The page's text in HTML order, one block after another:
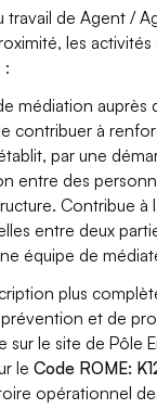
travail de Agent /
les activités
:
médiation auprès
contribuer à
par une
entre des
Contribue à
entre deux
équipe de
plus
et de
sur le site de Pôle
leCode ROME:
opérationnel